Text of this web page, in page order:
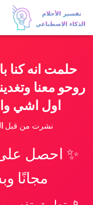
حلمت انه
روحو معنا
اول اشي
نشرت من قبل
✨ احصل
مجانًا